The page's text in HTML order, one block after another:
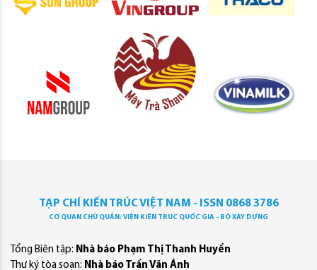
TẠP CHÍ KIẾN TRÚC VIỆT NAM - ISSN 0868 3786
CƠ QUAN CHỦ QUẢN: VIỆN KIẾN TRÚC QUỐC GIA - BỘ XÂY DỰNG
Tổng Biên tập: Nhà báo Phạm Thị Thanh Huyền
Thư ký tòa soạn: Nhà báo Trần Văn Ánh